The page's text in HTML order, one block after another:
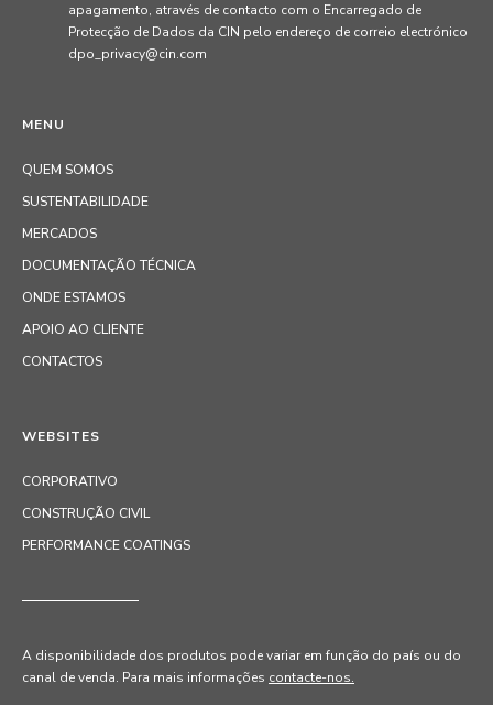
MENU
QUEM SOMOS
SUSTENTABILIDADE
MERCADOS
DOCUMENTAÇÃO TÉCNICA
ONDE ESTAMOS
APOIO AO CLIENTE
CONTACTOS
apagamento, através de contacto com o Encarregado de
Protecção de Dados da CIN pelo endereço de correio electrónico
dpo_privacy@cin.com
WEBSITES
CORPORATIVO
CONSTRUÇÃO CIVIL
PERFORMANCE COATINGS
A disponibilidade dos produtos pode variar em função do país ou do
canal de venda. Para mais informações contacte-nos.